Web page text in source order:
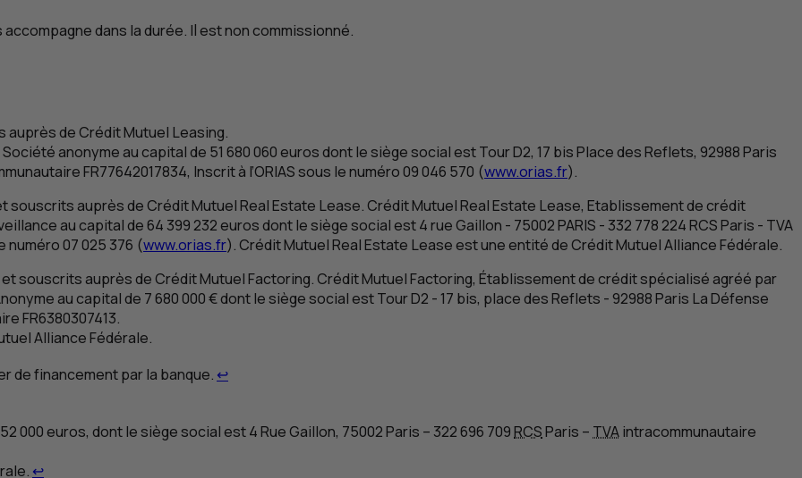
dans la durée. Il est non commissionné.
auprès de Crédit Mutuel Leasing.
anonyme au capital de 51 680 060 euros dont le siège social est Tour D2, 17 bis Place des Reflets, 92988 Paris
FR77642017834, Inscrit à l’ORIAS sous le numéro 09 046 570 (www.orias.fr).
souscrits auprès de Crédit Mutuel Real Estate Lease. Crédit Mutuel Real Estate Lease, Etablissement de crédit
au capital de 64 399 232 euros dont le siège social est 4 rue Gaillon - 75002 PARIS - 332 778 224 RCS Paris - TVA
numéro 07 025 376 (www.orias.fr). Crédit Mutuel Real Estate Lease est une entité de Crédit Mutuel Alliance Fédérale.
souscrits auprès de Crédit Mutuel Factoring. Crédit Mutuel Factoring, Établissement de crédit spécialisé agréé par
au capital de 7 680 000 € dont le siège social est TourD2 - 17 bis, place des Reflets - 92988 Paris La Défense
FR6380307413.
Alliance Fédérale.
de financement par la banque. ↩Retour au renvoi 1
euros, dont le siège social est 4 Rue Gaillon, 75002 Paris – 322 696 709RCSParis – TVAintracommunautaire
↩Retour au renvoi 2